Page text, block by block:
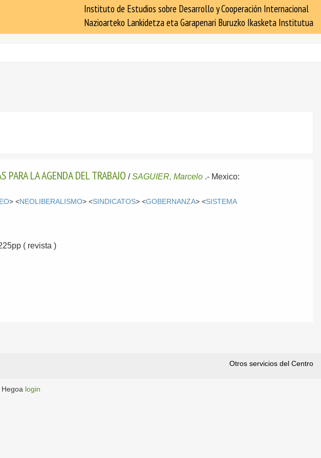
Instituto de Estudios sobre Desarrollo y Cooperación Internacional
Nazioarteko Lankidetza eta Garapenari Buruzko Ikasketa Institutua
PARA LA AGENDA DEL TRABAJO /SAGUIER, Marcelo .- Mexico:
> <NEOLIBERALISMO> <SINDICATOS> <GOBERNANZA> <SISTEMA
( revista )
Otros servicios del Centro
login